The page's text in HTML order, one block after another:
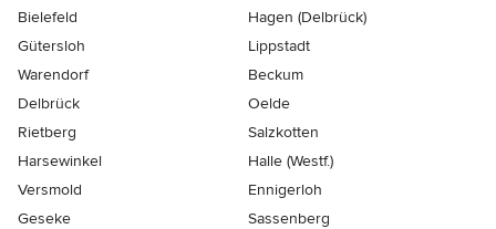
Bielefeld
Hagen (Delbrück)
Gütersloh
Lippstadt
Warendorf
Beckum
Delbrück
Oelde
Rietberg
Salzkotten
Harsewinkel
Halle (Westf.)
Versmold
Ennigerloh
Geseke
Sassenberg